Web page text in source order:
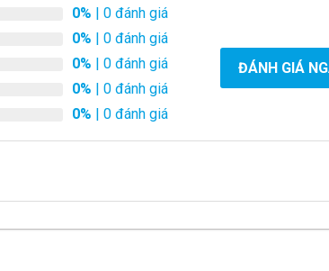
0% | 0 đánh giá
0% | 0 đánh giá
0% | 0 đánh giá
0% | 0 đánh giá
0% | 0 đánh giá
ĐÁNH GIÁ